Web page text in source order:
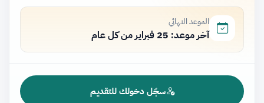
الموعد النهائي
آخر موعد: 25 فبراير من كل عام
سجّل دخولك للتقديم